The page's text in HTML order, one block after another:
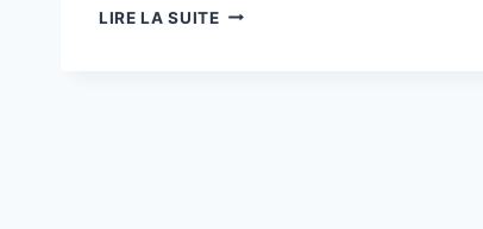
LIRE LA SUITEBÈLÈ